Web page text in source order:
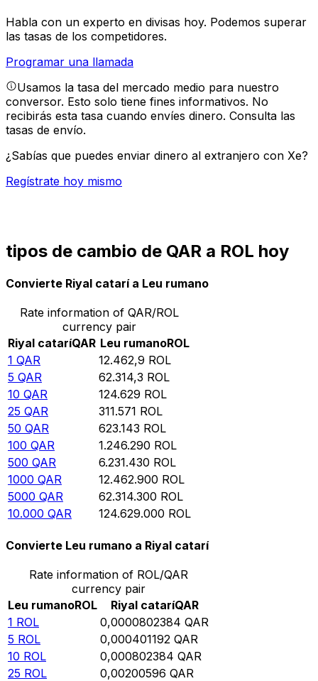
Habla con un experto en divisas hoy. Podemos superar
las tasas de los competidores.
Programar una llamada
Usamos la tasa del mercado medio para nuestro
conversor. Esto solo tiene fines informativos. No
recibirás esta tasa cuando envíes dinero. Consulta las
tasas de envío.
¿Sabías que puedes enviar dinero al extranjero con Xe?
Regístrate hoy mismo
tipos de cambio de QAR a ROL hoy
Convierte Riyal catarí a Leu rumano
Rate information of QAR/ROL
currency pair
Riyal cataríQAR Leu rumanoROL
1 QAR 12.462,9 ROL
5 QAR 62.314,3 ROL
10 QAR 124.629 ROL
25 QAR 311.571 ROL
50 QAR 623.143 ROL
100 QAR 1.246.290 ROL
500 QAR 6.231.430 ROL
1000 QAR 12.462.900 ROL
5000 QAR 62.314.300 ROL
10.000 QAR 124.629.000 ROL
Convierte Leu rumano a Riyal catarí
Rate information of ROL/QAR
currency pair
Leu rumanoROL Riyal cataríQAR
1 ROL 0,0000802384 QAR
5 ROL 0,000401192 QAR
10 ROL 0,000802384 QAR
25 ROL 0,00200596 QAR